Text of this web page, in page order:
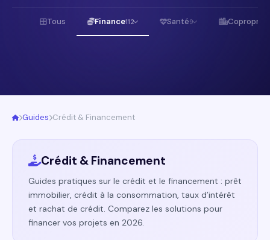
Tous Finance112 Santé9
Guides Crédit & Financement
Crédit & Financement
Guides pratiques sur le crédit et le financement : prêt
immobilier, crédit à la consommation, taux d’intérêt
et rachat de crédit. Comparez les solutions pour
financer vos projets en 2026.